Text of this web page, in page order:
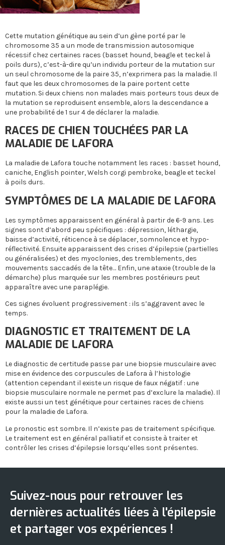
Cette mutation génétique au sein d’un gène porté par le
chromosome 35 a un mode de transmission autosomique
récessif chez certaines races (basset hound, beagle et teckel à
poils durs), c’est-à-dire qu’un individu porteur de la mutation sur
un seul chromosome de la paire 35, n’exprimera pas la maladie. Il
faut que les deux chromosomes de la paire portent cette
mutation. Si deux chiens non malades mais porteurs tous deux de
la mutation se reproduisent ensemble, alors la descendance a
une probabilité de 1 sur 4 de déclarer la maladie.
RACES DE CHIEN TOUCHÉES PAR LA
MALADIE DE LAFORA
La maladie de Lafora touche notamment les races : basset hound,
caniche, English pointer, Welsh corgi pembroke, beagle et teckel
à poils durs.
SYMPTÔMES DE LA MALADIE DE LAFORA
Les symptômes apparaissent en général à partir de 6-9 ans. Les
signes sont d’abord peu spécifiques : dépression, léthargie,
baisse d’activité, réticence à se déplacer, somnolence et hypo-
réflectivité. Ensuite apparaissent des crises d’épilepsie (partielles
ou généralisées) et des myoclonies, des tremblements, des
mouvements saccadés de la tête… Enfin, une ataxie (trouble de la
démarche) plus marquée sur les membres postérieurs peut
apparaître avec une paraplégie.
Ces signes évoluent progressivement : ils s’aggravent avec le
temps.
DIAGNOSTIC ET TRAITEMENT DE LA
MALADIE DE LAFORA
Le diagnostic de certitude passe par une biopsie musculaire avec
mise en évidence des corpuscules de Lafora à l’histologie
(attention cependant il existe un risque de faux négatif : une
biopsie musculaire normale ne permet pas d’exclure la maladie). Il
existe aussi un test génétique pour certaines races de chiens
pour la maladie de Lafora.
Le pronostic est sombre. Il n’existe pas de traitement spécifique.
Le traitement est en général palliatif et consiste à traiter et
contrôler les crises d’épilepsie lorsqu’elles sont présentes.
Suivez-nous pour retrouver les
dernières actualités liées à l'épilepsie
et partager vos expériences !